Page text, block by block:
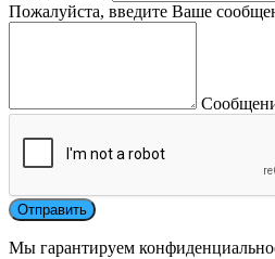
Пожалуйста, введите Ваше
Мы гарантируем